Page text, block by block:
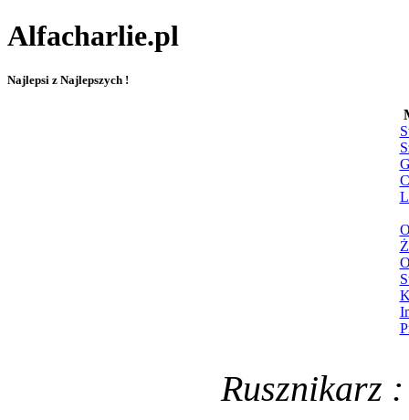
Alfacharlie.pl
Najlepsi z Najlepszych !
Rusznikarz :